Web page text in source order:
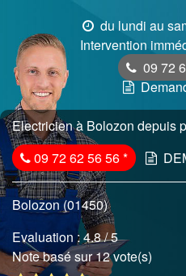
du lundi au
Intervention
09 72
Electricien à Bolozon depuis
09 72 62 56 56*
Bolozon (01450)
Evaluation :4.8/ 5
Note basé sur 12 vote(s)